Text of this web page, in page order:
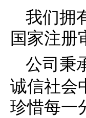
我们拥
国家注册
公司秉
诚信社会
珍惜每一